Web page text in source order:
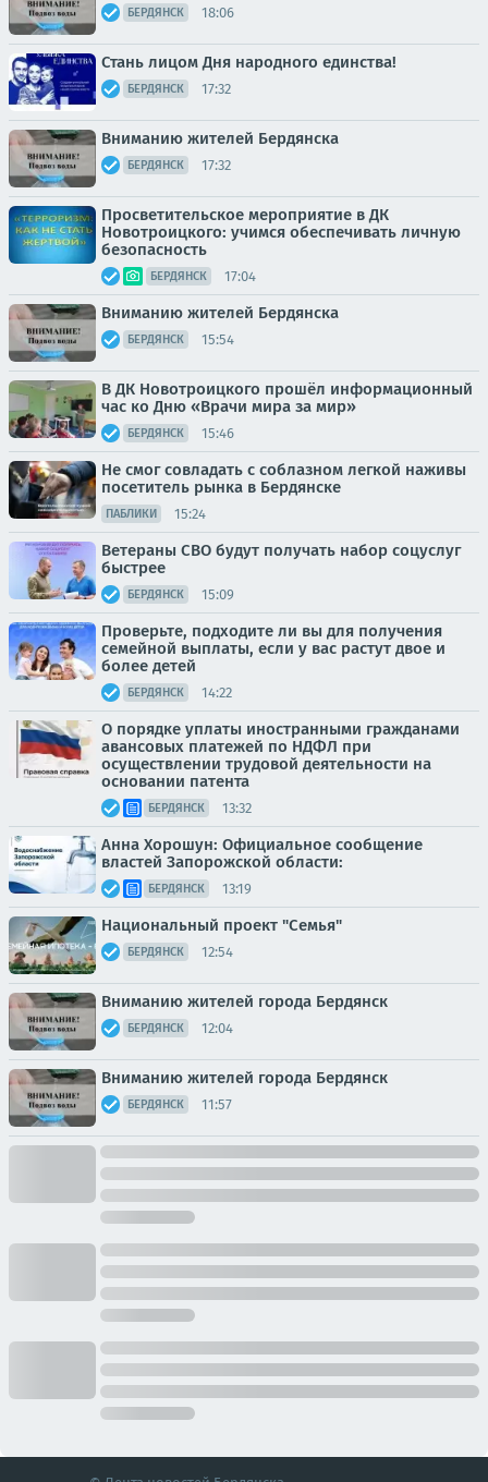
БЕРДЯНСК 18:06
Стань лицом Дня народного единства!
БЕРДЯНСК 17:32
Вниманию жителей Бердянска
БЕРДЯНСК 17:32
Просветительское мероприятие в ДК
Новотроицкого: учимся обеспечивать личную
безопасность
БЕРДЯНСК 17:04
Вниманию жителей Бердянска
БЕРДЯНСК 15:54
В ДК Новотроицкого прошёл информационный
час ко Дню «Врачи мира за мир»
БЕРДЯНСК 15:46
Не смог совладать с соблазном легкой наживы
посетитель рынка в Бердянске
ПАБЛИКИ 15:24
Ветераны СВО будут получать набор соцуслуг
быстрее
БЕРДЯНСК 15:09
Проверьте, подходите ли вы для получения
семейной выплаты, если у вас растут двое и
более детей
БЕРДЯНСК 14:22
О порядке уплаты иностранными гражданами
авансовых платежей по НДФЛ при
осуществлении трудовой деятельности на
основании патента
БЕРДЯНСК 13:32
Анна Хорошун: Официальное сообщение
властей Запорожской области:
БЕРДЯНСК 13:19
Национальный проект "Семья"
БЕРДЯНСК 12:54
Вниманию жителей города Бердянск
БЕРДЯНСК 12:04
Вниманию жителей города Бердянск
БЕРДЯНСК 11:57